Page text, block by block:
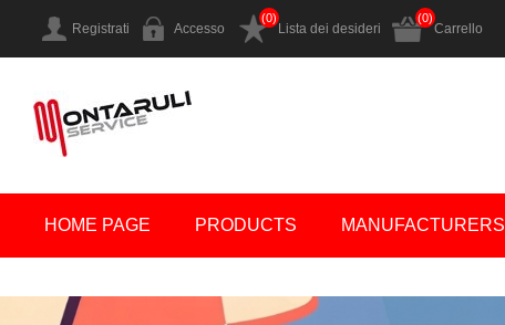
Registrati Accesso Lista dei desideri
(0)
Carrello
(0)
HOME PAGE PRODUCTS MANUFACTURERS